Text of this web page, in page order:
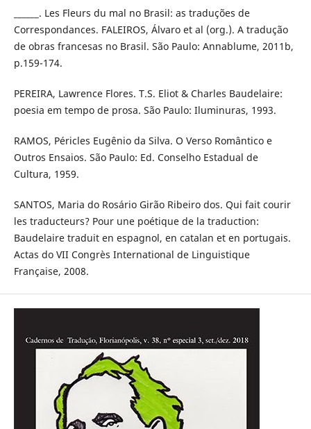
______. Les Fleurs du mal no Brasil: as traduções de
Correspondances. FALEIROS, Álvaro et al (org.). A tradução
de obras francesas no Brasil. São Paulo: Annablume, 2011b,
p.159-174.
PEREIRA, Lawrence Flores. T.S. Eliot & Charles Baudelaire:
poesia em tempo de prosa. São Paulo: Iluminuras, 1993.
RAMOS, Péricles Eugênio da Silva. O Verso Romântico e
Outros Ensaios. São Paulo: Ed. Conselho Estadual de
Cultura, 1959.
SANTOS, Maria do Rosário Girão Ribeiro dos. Qui fait courir
les traducteurs? Pour une poétique de la traduction:
Baudelaire traduit en espagnol, en catalan et en portugais.
Actas do VII Congrès International de Linguistique
Française, 2008.